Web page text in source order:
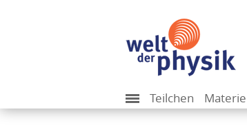
Teilchen Materie